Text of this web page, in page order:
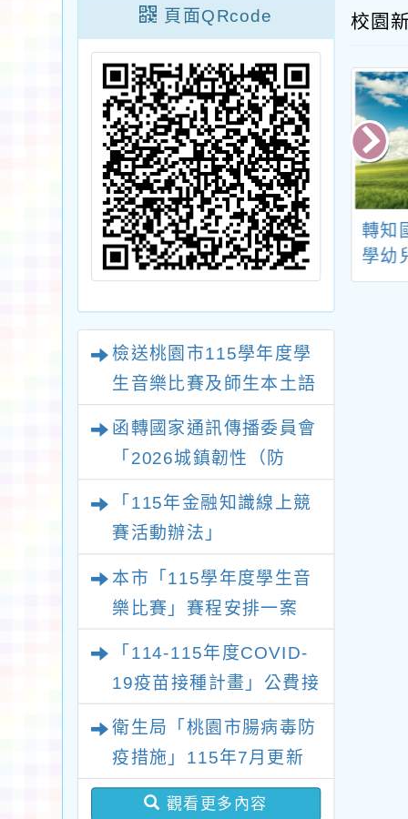
頁面QRcode
檢送桃園市115學年度學
生音樂比賽及師生本土語
函轉國家通訊傳播委員會
「2026城鎮韌性（防
空）演習－行動網路降速
演練執行計畫」
「115年金融知識線上競
賽活動辦法」
本市「115學年度學生音
樂比賽」賽程安排一案
「114-115年度COVID-
19疫苗接種計畫」公費接
衛生局「桃園市腸病毒防
疫措施」115年7月更新
版問答集及修正對照表各
觀看更多內容
校園
北教育大學推
中心週六硬筆
桃園市立平興國民中
學辦理桃園市115年
度寒假學生多元資優
潛能營「森之鍊金術:
解碼生態系的綠色藍
圖」活動資訊
轉知
學幼
系承